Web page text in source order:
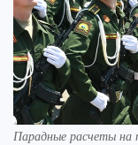
Парадные расчеты на